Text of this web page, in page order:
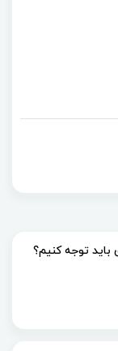
توجه کنیم؟